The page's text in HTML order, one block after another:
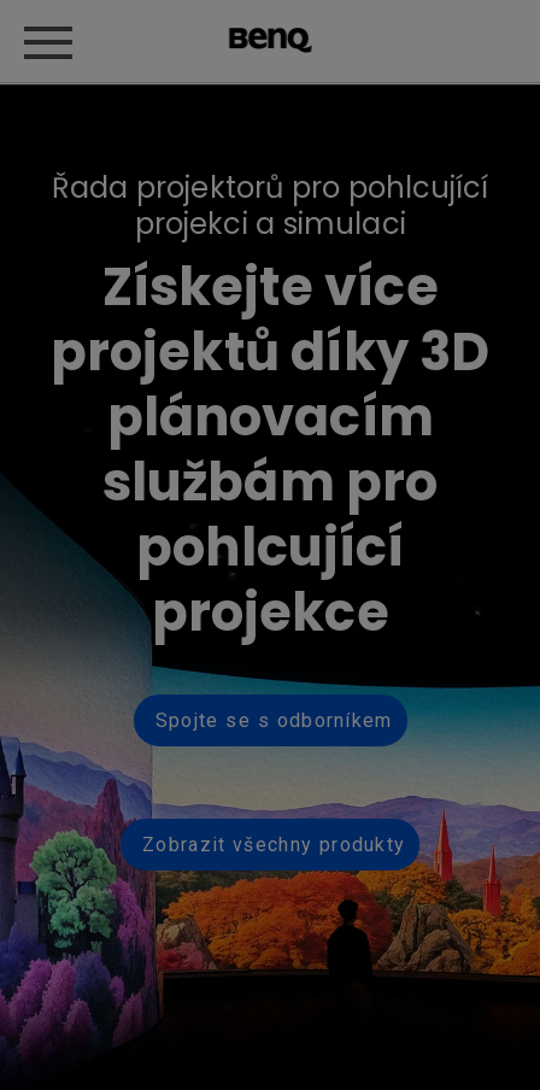
Řada projektorů pro pohlcující
projekci a simulaci
Získejte více
projektů díky 3D
plánovacím
službám pro
pohlcující
projekce
Spojte se s odborníkem
Zobrazit všechny produkty